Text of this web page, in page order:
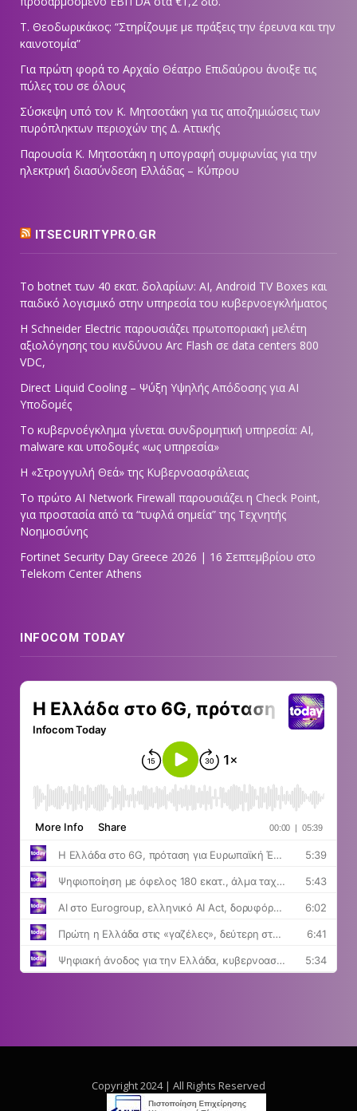
Τ. Θεοδωρικάκος: “Στηρίζουμε με πράξεις την έρευνα και την
καινοτομία”
Για πρώτη φορά το Αρχαίο Θέατρο Επιδαύρου άνοιξε τις
πύλες του σε όλους
Σύσκεψη υπό τον Κ. Μητσοτάκη για τις αποζημιώσεις των
πυρόπληκτων περιοχών της Δ. Αττικής
Παρουσία Κ. Μητσοτάκη η υπογραφή συμφωνίας για την
ηλεκτρική διασύνδεση Ελλάδας – Κύπρου
ITSECURITYPRO.GR
Το botnet των 40 εκατ. δολαρίων: AI, Android TV Boxes και
παιδικό λογισμικό στην υπηρεσία του κυβερνοεγκλήματος
Η Schneider Electric παρουσιάζει πρωτοποριακή μελέτη
αξιολόγησης του κινδύνου Arc Flash σε data centers 800
VDC,
Direct Liquid Cooling – Ψύξη Υψηλής Απόδοσης για AI
Υποδομές
Το κυβερνοέγκλημα γίνεται συνδρομητική υπηρεσία: AI,
malware και υποδομές «ως υπηρεσία»
Η «Στρογγυλή Θεά» της Κυβερνοασφάλειας
Tο πρώτο AI Network Firewall παρουσιάζει η Check Point,
για προστασία από τα “τυφλά σημεία” της Τεχνητής
Νοημοσύνης
Fortinet Security Day Greece 2026 | 16 Σεπτεμβρίου στο
Telekom Center Athens
INFOCOM TODAY
Copyright 2024 | All Rights Reserved